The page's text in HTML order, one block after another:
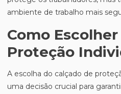
ambiente de trabalho mais
Como
Proteção
A escolha do calçado de
uma decisão crucial para